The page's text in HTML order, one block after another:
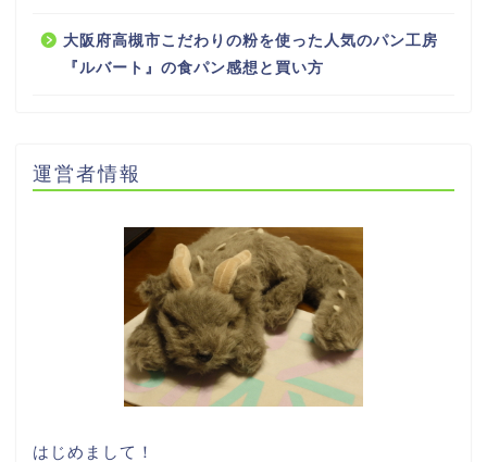
大阪府高槻市こだわりの粉を使った人気のパン工房
『ルバート』の食パン感想と買い方
運営者情報
はじめまして！